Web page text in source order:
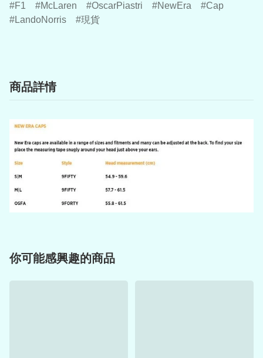
F1 McLaren OscarPiastri NewEra
Cap
LandoNorris
現貨
商品詳情
你可能感興趣的商品